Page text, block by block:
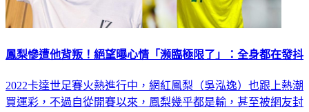
鳳梨慘遭他背叛！絕望曝心情「瀕臨極限了」：全身都在發抖
2022卡達世足賽火熱進行中，網紅鳳梨（吳泓逸）也跟上熱潮
買運彩，不過自從開賽以來，鳳梨幾乎都是輸，甚至被網友封